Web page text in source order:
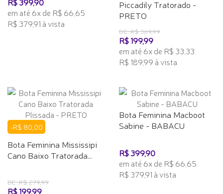
em até 6x de R$ 66,65
R$ 379,91 à vista
Piccadily Tratorado -
PRETO
DE: R$ 369,99
R$ 199,99
em até 6x de R$ 33,33
R$ 189,99 à vista
-R$ 80,00
Bota Feminina Mississipi
Cano Baixo Tratorada...
DE: R$ 279,99
R$ 199,99
Bota Feminina Macboot
Sabine - BABACU
R$ 399,90
em até 6x de R$ 66,65
R$ 379,91 à vista